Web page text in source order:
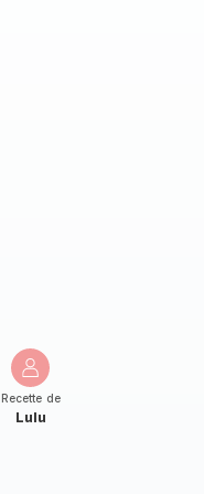
Recette de
Lulu